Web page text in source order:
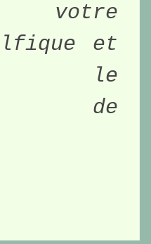
votre
et
le
de